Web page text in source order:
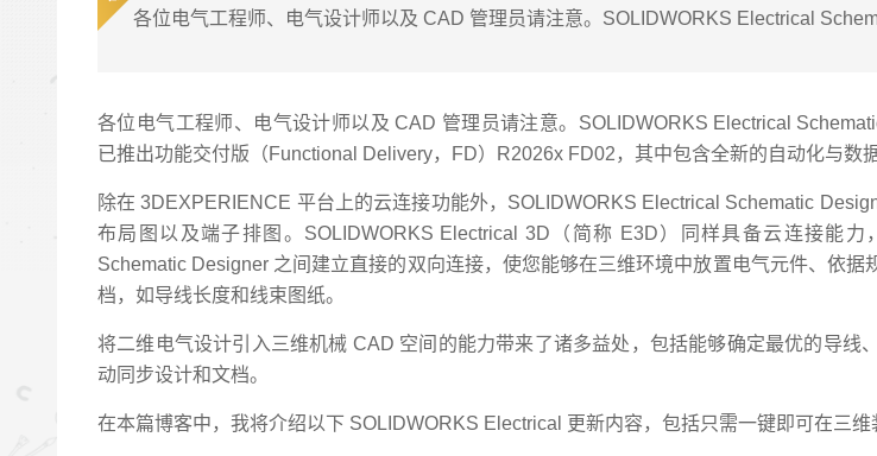
各位电气工程师、电气设计师以及 CAD 管理员请注意。SOLIDWORKS Electrical
各位电气工程师、电气设计师以及 CAD 管理员请注意。SOLIDWORKS Electrical
已推出功能交付版（Functional Delivery，FD）R2026x FD02，其中包含全新的自动化与数
除在 3DEXPERIENCE 平台上的云连接功能外，SOLIDWORKS Electrical Schematic
布局图以及端子排图。SOLIDWORKS Electrical 3D（简称 E3D）同样具备云连接能力
Schematic Designer 之间建立直接的双向连接，使您能够在三维环境中放置电气元件、依
档，如导线长度和线束图纸。
将二维电气设计引入三维机械 CAD 空间的能力带来了诸多益处，包括能够确定最优的导线
动同步设计和文档。
在本篇博客中，我将介绍以下 SOLIDWORKS Electrical 更新内容，包括只需一键即可在三维